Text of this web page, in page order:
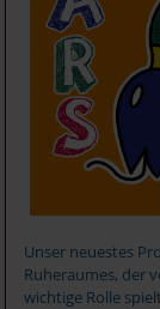
Unser neuestes
Ruheraumes, der
wichtige Rolle